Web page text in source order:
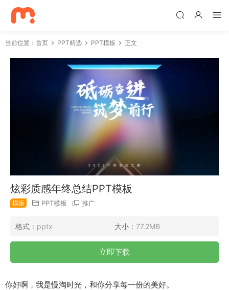
当前位置： 首页 PPT精选 PPT模板 正文
炫彩质感年终总结PPT模板
模板 PPT模板 推广
格式： pptx 大小： 77.2MB
立即下载
你好啊，我是慢淘时光，和你分享每一份的美好。